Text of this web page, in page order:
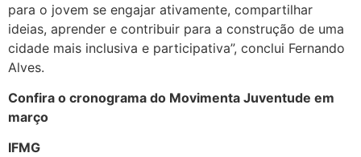
para o jovem se engajar ativamente, compartilhar
ideias, aprender e contribuir para a construção de uma
cidade mais inclusiva e participativa”, conclui Fernando
Alves.
Confira o cronograma do Movimenta Juventude em
março
IFMG